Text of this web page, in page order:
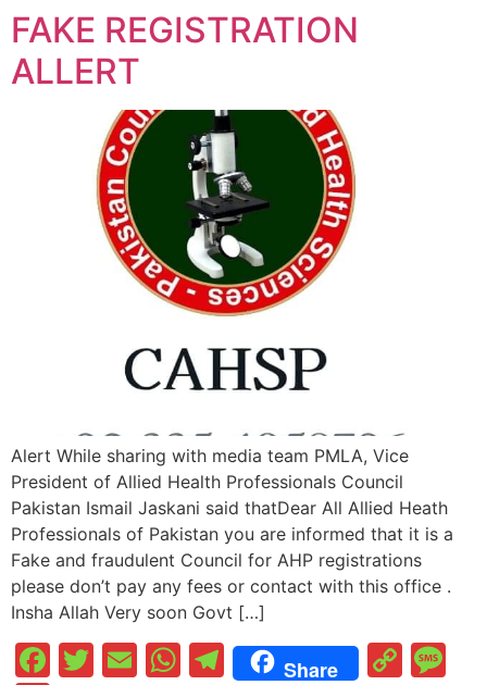
FAKE REGISTRATION
ALLERT
Alert While sharing with media team PMLA, Vice
President of Allied Health Professionals Council
Pakistan Ismail Jaskani said thatDear All Allied Heath
Professionals of Pakistan you are informed that it is a
Fake and fraudulent Council for AHP registrations
please don’t pay any fees or contact with this office .
Insha Allah Very soon Govt […]
Facebook
Twitter
EmailWhatsApp
Telegram
Share
Copy